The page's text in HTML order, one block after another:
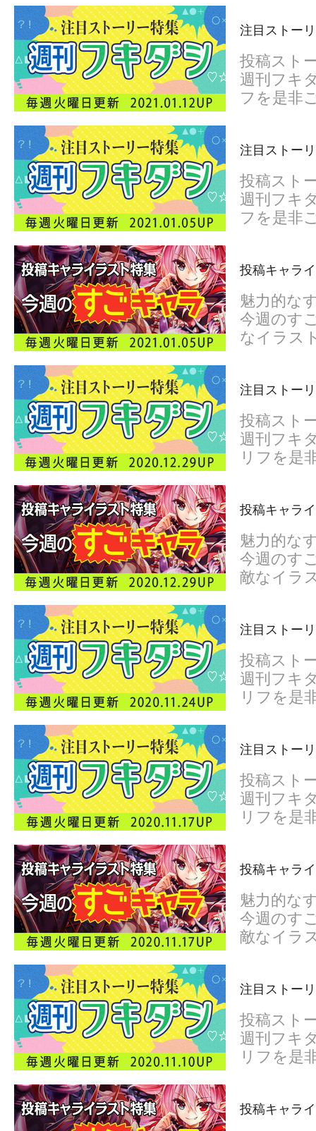
注目ストー
投稿スト
週刊フキ
フを是非
注目ストー
投稿スト
週刊フキ
フを是非
投稿キャラ
魅力的な
今週のす
なイラス
注目ストー
投稿スト
週刊フキ
リフを是
投稿キャラ
魅力的な
今週のす
敵なイラ
注目ストー
投稿スト
週刊フキ
リフを是
注目ストー
投稿スト
週刊フキ
リフを是
投稿キャラ
魅力的な
今週のす
敵なイラ
注目ストー
投稿スト
週刊フキ
リフを是
投稿キャラ